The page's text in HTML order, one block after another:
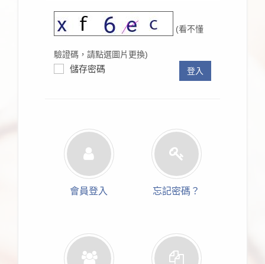
(看不懂
驗證碼，請點選圖片更換)
儲存密碼 登入
會員登入 忘記密碼？